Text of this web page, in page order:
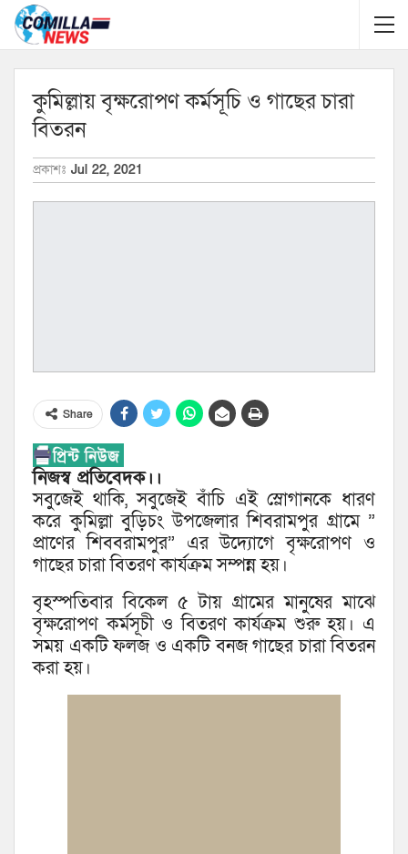
কুমিল্লায় বৃক্ষরোপণ কর্মসূচি ও গাছের চারা
বিতরন
প্রকাশঃ Jul 22, 2021
Share
নিজস্ব প্রতিবেদক।।
সবুজেই থাকি, সবুজেই বাঁচি এই স্লোগানকে ধারণ
করে কুমিল্লা বুড়িচং উপজেলার শিবরামপুর গ্রামে ”
প্রাণের শিববরামপুর” এর উদ্যােগে বৃক্ষরোপণ ও
গাছের চারা বিতরণ কার্যক্রম সম্পন্ন হয়।
বৃহস্পতিবার বিকেল ৫ টায় গ্রামের মানুষের মাঝে
বৃক্ষরোপণ কর্মসূচী ও বিতরণ কার্যক্রম শুরু হয়। এ
সময় একটি ফলজ ও একটি বনজ গাছের চারা বিতরন
করা হয়।